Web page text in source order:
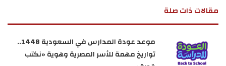
مقالات ذات صلة
موعد عودة المدارس في السعودية 1448..
تواريخ مهمة للأسر المصرية وهوية «نكتب